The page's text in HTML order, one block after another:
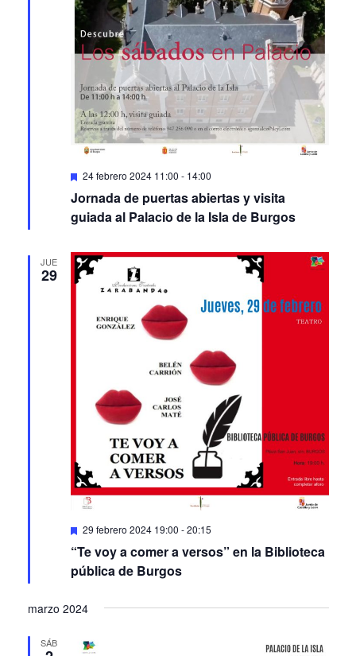
Featured
24 febrero 2024 11:00 - 14:00
Jornada de puertas abiertas y visita
guiada al Palacio de la Isla de Burgos
JUE
29
Featured
29 febrero 2024 19:00 -20:15
“Te voy a comer a versos” en la Biblioteca
pública de Burgos
marzo 2024
SÁB